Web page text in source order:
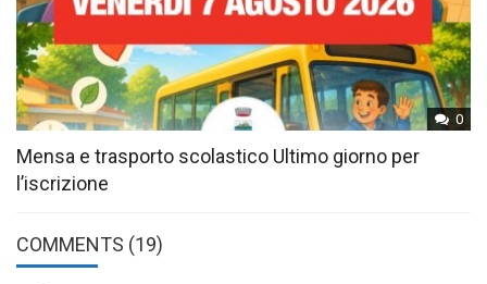
0
Mensa e trasporto scolastico Ultimo giorno per
l’iscrizione
COMMENTS (19)